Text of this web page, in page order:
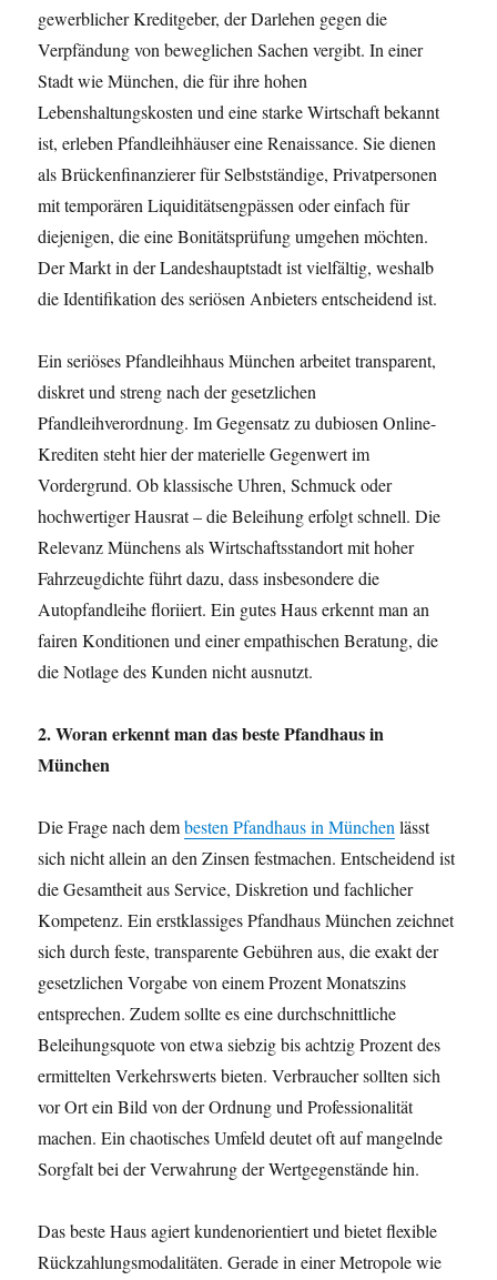
gewerblicher Kreditgeber, der Darlehen gegen die
Verpfändung von beweglichen Sachen vergibt. In einer
Stadt wie München, die für ihre hohen
Lebenshaltungskosten und eine starke Wirtschaft bekannt
ist, erleben Pfandleihhäuser eine Renaissance. Sie dienen
als Brückenfinanzierer für Selbstständige, Privatpersonen
mit temporären Liquiditätsengpässen oder einfach für
diejenigen, die eine Bonitätsprüfung umgehen möchten.
Der Markt in der Landeshauptstadt ist vielfältig, weshalb
die Identifikation des seriösen Anbieters entscheidend ist.
Ein seriöses Pfandleihhaus München arbeitet transparent,
diskret und streng nach der gesetzlichen
Pfandleihverordnung. Im Gegensatz zu dubiosen Online-
Krediten steht hier der materielle Gegenwert im
Vordergrund. Ob klassische Uhren, Schmuck oder
hochwertiger Hausrat – die Beleihung erfolgt schnell. Die
Relevanz Münchens als Wirtschaftsstandort mit hoher
Fahrzeugdichte führt dazu, dass insbesondere die
Autopfandleihe floriiert. Ein gutes Haus erkennt man an
fairen Konditionen und einer empathischen Beratung, die
die Notlage des Kunden nicht ausnutzt.
2. Woran erkennt man das beste Pfandhaus in
München
Die Frage nach dembesten Pfandhaus in München lässt
sich nicht allein an den Zinsen festmachen. Entscheidend ist
die Gesamtheit aus Service, Diskretion und fachlicher
Kompetenz. Ein erstklassiges Pfandhaus München zeichnet
sich durch feste, transparente Gebühren aus, die exakt der
gesetzlichen Vorgabe von einem Prozent Monatszins
entsprechen. Zudem sollte es eine durchschnittliche
Beleihungsquote von etwa siebzig bis achtzig Prozent des
ermittelten Verkehrswerts bieten. Verbraucher sollten sich
vor Ort ein Bild von der Ordnung und Professionalität
machen. Ein chaotisches Umfeld deutet oft auf mangelnde
Sorgfalt bei der Verwahrung der Wertgegenstände hin.
Das beste Haus agiert kundenorientiert und bietet flexible
Rückzahlungsmodalitäten. Gerade in einer Metropole wie